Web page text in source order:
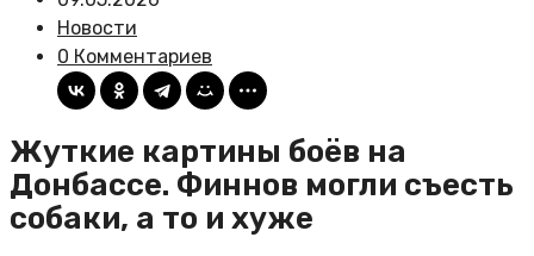
Новости
0 Комментариев
Жуткие картины боёв на
Донбассе. Финнов могли съесть
собаки, а то и хуже